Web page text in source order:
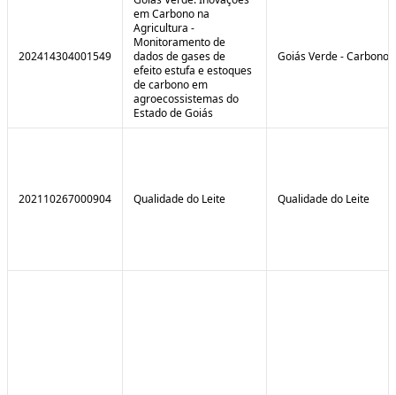
202414304001549
em Carbono na
Agricultura -
Monitoramento de
dados de gases de
efeito estufa e estoques
de carbono em
agroecossistemas do
Estado de Goiás
Goiás Verde - Carbono
202110267000904 Qualidade do Leite Qualidade do Leite